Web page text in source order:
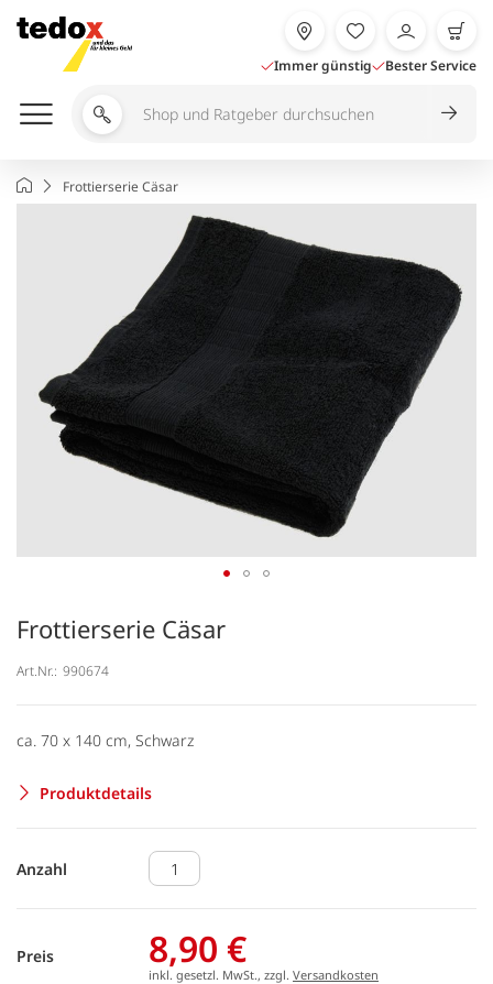
Inhalt
springen
Immer günstig Bester Service
Shop
durchsuchen
StartseiteFrottierserie Cäsar
Frottierserie Cäsar
Art.Nr.: 990674
ca. 70 x 140 cm, Schwarz
Produktdetails
Anzahl
Preis 8,90 €
inkl. gesetzl. MwSt., zzgl. Versandkosten